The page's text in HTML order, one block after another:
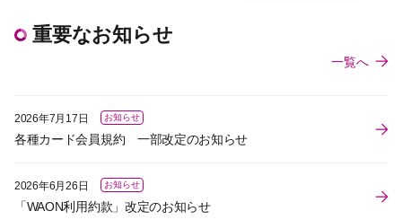
重要なお知らせ
一覧へ
2026年7月17日 お知らせ
各種カード会員規約 一部改定のお知らせ
2026年6月26日 お知らせ
「WAON利用約款」改定のお知らせ